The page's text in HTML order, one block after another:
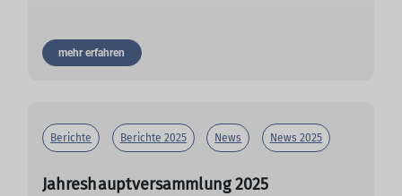
mehr erfahren
Berichte Berichte 2025 News News 2025
Jahreshauptversammlung 2025